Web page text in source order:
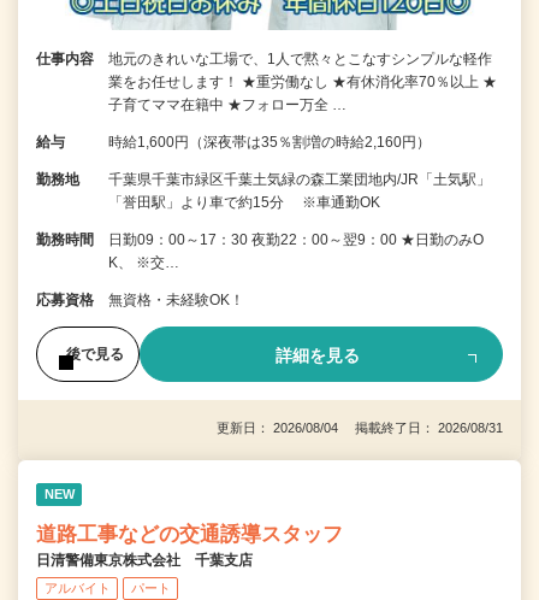
仕事内容
地元のきれいな工場で、1人で黙々とこなすシンプルな軽作
業をお任せします！ ★重労働なし ★有休消化率70％以上 ★
子育てママ在籍中 ★フォロー万全 …
給与 時給1,600円（深夜帯は35％割増の時給2,160円）
勤務地
千葉県千葉市緑区千葉土気緑の森工業団地内/JR「土気駅」
「誉田駅」より車で約15分 ※車通勤OK
勤務時間
日勤09：00～17：30 夜勤22：00～翌9：00 ★日勤のみO
K、 ※交…
応募資格 無資格・未経験OK！
後で見る 詳細を見る
更新日： 2026/08/04 掲載終了日： 2026/08/31
NEW
道路工事などの交通誘導スタッフ
日清警備東京株式会社 千葉支店
アルバイト パート